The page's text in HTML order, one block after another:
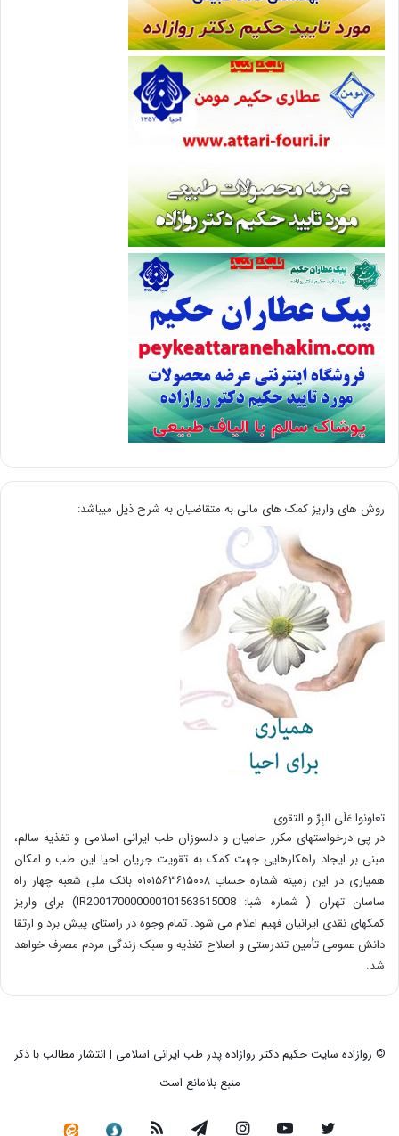
روش های واریز کمک های مالی به متقاضیان به شرح ذیل میباشد:
تعاونوا عَلَی البِرِّ و التقوی
در پی درخواستهای مکرر حامیان و دلسوزان طب ایرانی اسلامی و تغذیه سالم،
مبنی بر ایجاد راهکارهایی جهت کمک به تقویت جریان احیا این طب و امکان
همیاری در این زمینه شماره حساب ۰۱۰۱۵۶۳۶۱۵۰۰۸ بانک ملی شعبه چهار راه
ساسان تهران ( شماره شبا: IR200170000000101563615008) برای واریز
کمکهای نقدی ایرانیان فهیم اعلام می شود. تمام وجوه در راستای پیش برد و ارتقا
دانش عمومی تأمین تندرستی و اصلاح تغذیه و سبک زندگی مردم مصرف خواهد
شد.
© روازاده سایت حکیم دکتر روازاده پدر طب ایرانی اسلامی | انتشار مطالب با ذکر
منبع بلامانع است
توییتر یوتیوب اینستاگرامتلگرام خوراک سروش